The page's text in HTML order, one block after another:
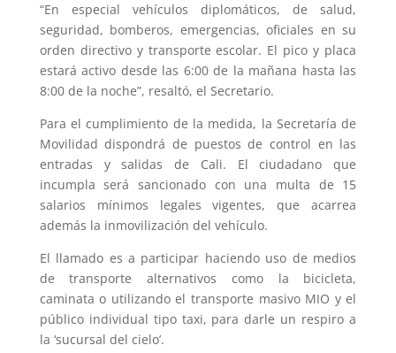
“En especial vehículos diplomáticos, de salud,
seguridad, bomberos, emergencias, oficiales en su
orden directivo y transporte escolar. El pico y placa
estará activo desde las 6:00 de la mañana hasta las
8:00 de la noche”, resaltó, el Secretario.
Para el cumplimiento de la medida, la Secretaría de
Movilidad dispondrá de puestos de control en las
entradas y salidas de Cali. El ciudadano que
incumpla será sancionado con una multa de 15
salarios mínimos legales vigentes, que acarrea
además la inmovilización del vehículo.
El llamado es a participar haciendo uso de medios
de transporte alternativos como la bicicleta,
caminata o utilizando el transporte masivo MIO y el
público individual tipo taxi, para darle un respiro a
la ‘sucursal del cielo’.